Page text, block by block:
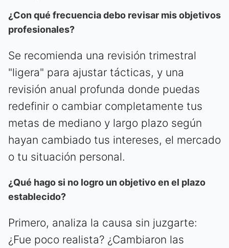
¿Con qué frecuencia debo revisar mis objetivos
profesionales?
Se recomienda una revisión trimestral
"ligera" para ajustar tácticas, y una
revisión anual profunda donde puedas
redefinir o cambiar completamente tus
metas de mediano y largo plazo según
hayan cambiado tus intereses, el mercado
o tu situación personal.
¿Qué hago si no logro un objetivo en el plazo
establecido?
Primero, analiza la causa sin juzgarte:
¿Fue poco realista? ¿Cambiaron las